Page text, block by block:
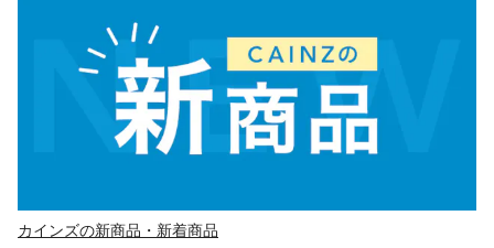
カインズの新商品・新着商品